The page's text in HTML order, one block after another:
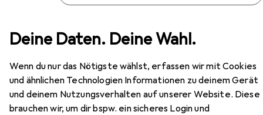
Deine Daten. Deine Wahl.
Wenn du nur das Nötigste wählst, erfassen wir mit Cookies
und ähnlichen Technologien Informationen zu deinem Gerät
und deinem Nutzungsverhalten auf unserer Website. Diese
brauchen wir, um dir bspw. ein sicheres Login und
Medien Bücher Sachbücher Kein Heimspiel
EUR
16,–
Kein Heimspiel